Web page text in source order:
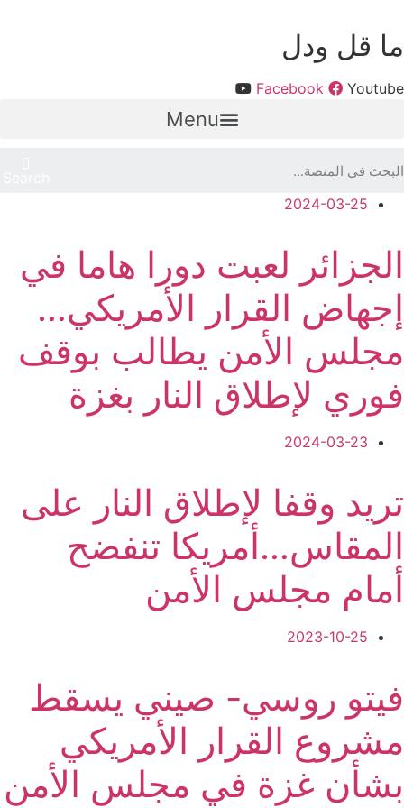
ما قل ودل
Facebook Youtube
Menu
2024-03-25
الجزائر لعبت دورا هاما في
إجهاض القرار الأمريكي…
مجلس الأمن يطالب بوقف
فوري لإطلاق النار بغزة
2024-03-23
تريد وقفا لإطلاق النار على
المقاس…أمريكا تنفضح
أمام مجلس الأمن
2023-10-25
فيتو روسي- صيني يسقط
مشروع القرار الأمريكي
بشأن غزة في مجلس الأمن